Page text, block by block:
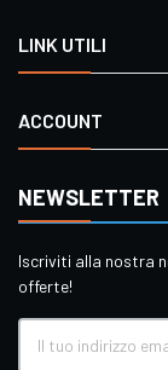
LINK UTILI
ACCOUNT
NEWSLETTER
Iscriviti alla nostra
offerte!